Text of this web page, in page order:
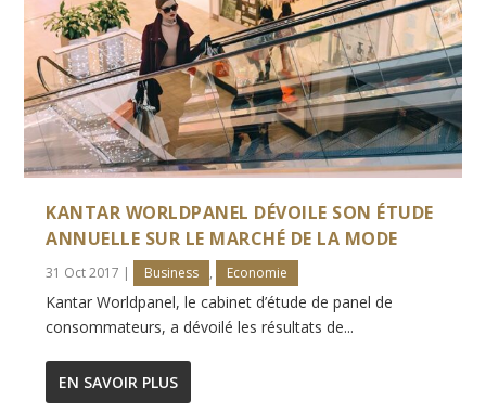
KANTAR WORLDPANEL DÉVOILE SON ÉTUDE
ANNUELLE SUR LE MARCHÉ DE LA MODE
31 Oct 2017 | Business , Economie
Kantar Worldpanel, le cabinet d’étude de panel de
consommateurs, a dévoilé les résultats de...
EN SAVOIR PLUS